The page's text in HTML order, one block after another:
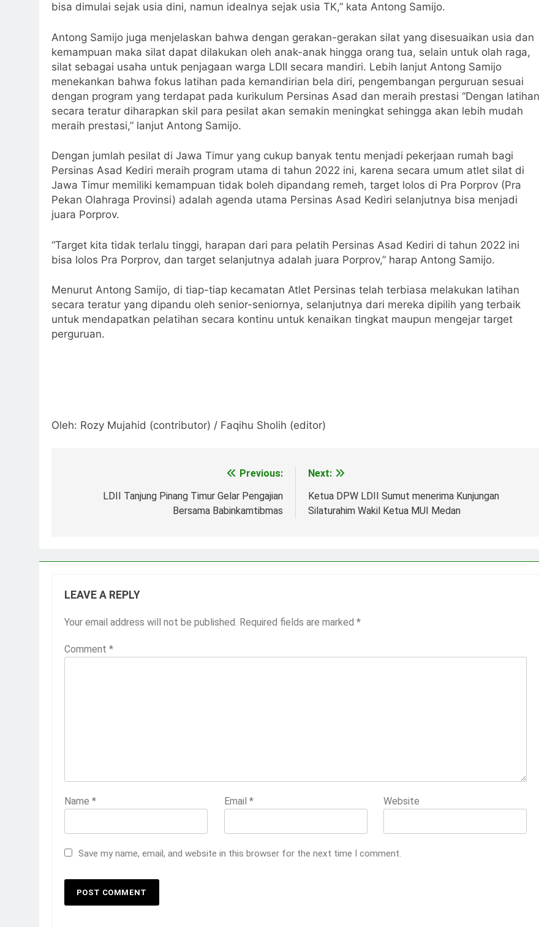
bisa dimulai sejak usia dini, namun idealnya sejak usia TK,” kata Antong Samijo.
Antong Samijo juga menjelaskan bahwa dengan gerakan-gerakan silat yang disesuaikan usia dan
kemampuan maka silat dapat dilakukan oleh anak-anak hingga orang tua, selain untuk olah raga,
silat sebagai usaha untuk penjagaan warga LDII secara mandiri. Lebih lanjut Antong Samijo
menekankan bahwa fokus latihan pada kemandirian bela diri, pengembangan perguruan sesuai
dengan program yang terdapat pada kurikulum Persinas Asad dan meraih prestasi “Dengan latihan
secara teratur diharapkan skil para pesilat akan semakin meningkat sehingga akan lebih mudah
meraih prestasi,” lanjut Antong Samijo.
Dengan jumlah pesilat di Jawa Timur yang cukup banyak tentu menjadi pekerjaan rumah bagi
Persinas Asad Kediri meraih program utama di tahun 2022 ini, karena secara umum atlet silat di
Jawa Timur memiliki kemampuan tidak boleh dipandang remeh, target lolos di Pra Porprov (Pra
Pekan Olahraga Provinsi) adalah agenda utama Persinas Asad Kediri selanjutnya bisa menjadi
juara Porprov.
“Target kita tidak terlalu tinggi, harapan dari para pelatih Persinas Asad Kediri di tahun 2022 ini
bisa lolos Pra Porprov, dan target selanjutnya adalah juara Porprov,” harap Antong Samijo.
Menurut Antong Samijo, di tiap-tiap kecamatan Atlet Persinas telah terbiasa melakukan latihan
secara teratur yang dipandu oleh senior-seniornya, selanjutnya dari mereka dipilih yang terbaik
untuk mendapatkan pelatihan secara kontinu untuk kenaikan tingkat maupun mengejar target
perguruan.
Oleh: Rozy Mujahid (contributor) / Faqihu Sholih (editor)
navigation
Previous:
LDII Tanjung Pinang Timur Gelar Pengajian
Bersama Babinkamtibmas
Next:
Ketua DPW LDII Sumut menerima Kunjungan
Silaturahim Wakil Ketua MUI Medan
LEAVE A REPLY
Your email address will not be published. Required fields are marked *
Comment *
Name * Email * Website
Save my name, email, and website in this browser for the next time I comment.